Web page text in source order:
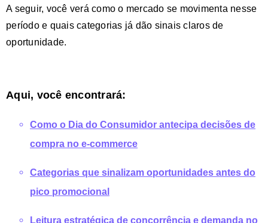
A seguir, você verá como o mercado se movimenta nesse
período e quais categorias já dão sinais claros de
oportunidade.
Aqui, você encontrará:
Como o Dia do Consumidor antecipa decisões de
compra no e-commerce
Categorias que sinalizam oportunidades antes do
pico promocional
Leitura estratégica de concorrência e demanda no